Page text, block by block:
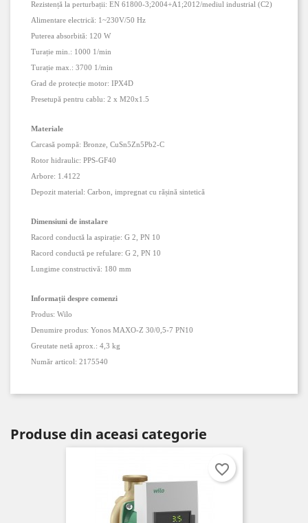
Rezistență la perturbații: EN 61800-3;2004+A1;2012/mediul industrial (C2)
Alimentare electrică: 1~230V/50 Hz
Puterea absorbită: 120 W
Turație min.: 1000 1/min
Turație max.: 3700 1/min
Grad de protecție motor: IPX4D
Presetupă pentru cablu: 2 x M20x1.5
Materiale
Carcasă pompă: Bronze, CuSn5Zn5Pb2-C
Rotor hidraulic: PPS-GF40
Arbore: 1.4122
Depozit material: Carbon, impregnat cu rășină sintetică
Dimensiuni de instalare
Racord conductă la aspirație: G 2 PN 10
Racord conductă pe refulare: G 2 PN 10
Lungime constructivă: 180 mm
Informații despre comenzi
Produs: Wilo
Denumire produs: Yonos MAXO-Z 30/0,5-7 PN10
Greutate netă aprox.: 4,3 kg
Număr articol: 2175540
Produse din aceasi categorie
favorite_border